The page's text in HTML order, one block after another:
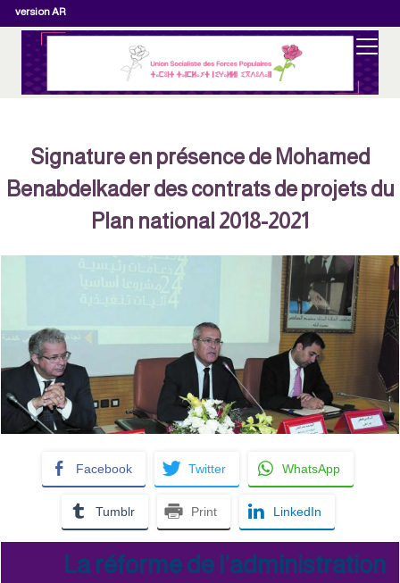
version AR
Signature en présence de Mohamed
Benabdelkader des contrats de projets du
Plan national 2018-2021
Facebook Twitter WhatsApp
Tumblr Print LinkedIn
La réforme de l’administration